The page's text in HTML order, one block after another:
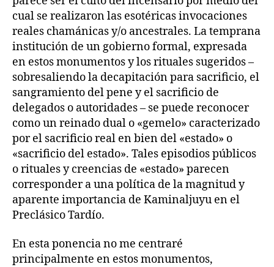
cual se realizaron las esotéricas invocaciones
reales chamánicas y/o ancestrales. La temprana
institución de un gobierno formal, expresada
en estos monumentos y los rituales sugeridos –
sobresaliendo la decapitación para sacrificio, el
sangramiento del pene y el sacrificio de
delegados o autoridades – se puede reconocer
como un reinado dual o «gemelo» caracterizado
por el sacrificio real en bien del «estado» o
«sacrificio del estado». Tales episodios públicos
o rituales y creencias de «estado» parecen
corresponder a una política de la magnitud y
aparente importancia de Kaminaljuyu en el
Preclásico Tardío.
En esta ponencia no me centraré
principalmente en estos monumentos,